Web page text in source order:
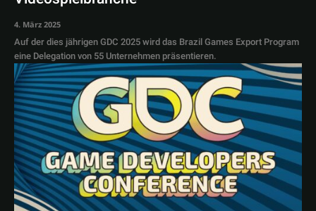
4. März 2025
Auf der dies jährigen GDC 2025 wird das Brazil Games Export Program
eine Delegation von 55 Unternehmen präsentieren.